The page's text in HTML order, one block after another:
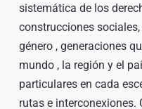
sistemática de los
construcciones
género , generaciones
mundo , la región y el
particulares en cada
rutas e